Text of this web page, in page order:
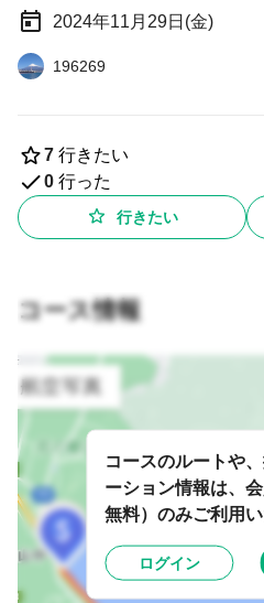
2024年11月29日(金)
196269
7 行きたい
0 行った
行きたい
コース情報
コースのルートや
ーション情報は、
無料）のみご利用い
ログイン